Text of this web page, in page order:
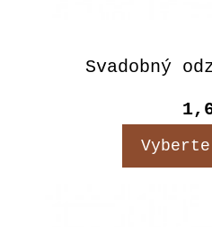
Svadobný